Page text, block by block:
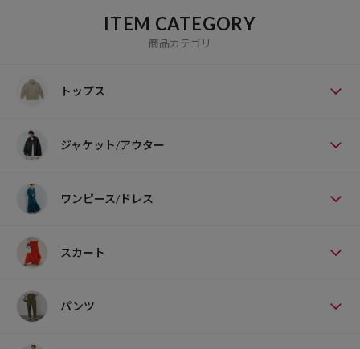
ITEM CATEGORY
商品カテゴリ
トップス
ジャケット/アウター
ワンピース/ドレス
スカート
パンツ